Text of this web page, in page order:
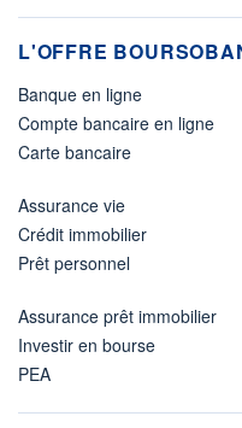
L'OFFRE
Banque en ligne
Compte bancaire en ligne
Carte bancaire
Assurance vie
Crédit immobilier
Prêt personnel
Assurance prêt immobilier
Investir en bourse
PEA